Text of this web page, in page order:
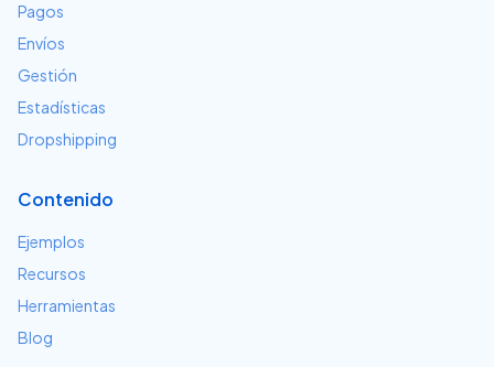
Pagos
Envíos
Gestión
Estadísticas
Dropshipping
Contenido
Ejemplos
Recursos
Herramientas
Blog